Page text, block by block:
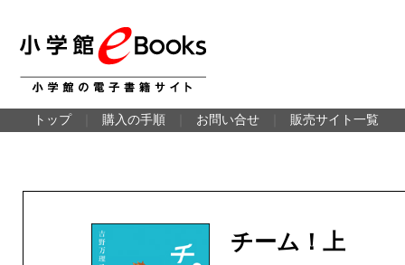
トップ 購入の手順 お問い合せ 販売サイト一覧
チーム！上